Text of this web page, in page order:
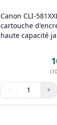
Canon CLI-
cartouche
haute capacité
(
Quantité
Utilisez les
− +
Quantité